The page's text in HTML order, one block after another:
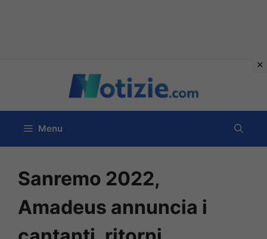
contenuto
Menu
Sanremo 2022,
Amadeus annuncia i